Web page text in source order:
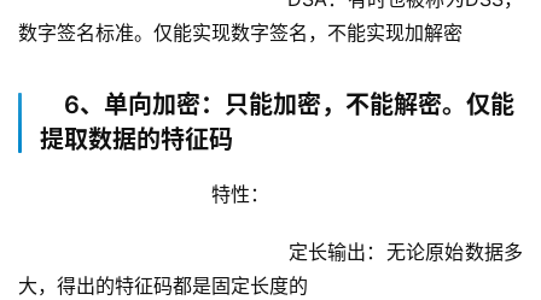
数字签名标准。仅能实现数字签名，不能实现加解密
6、单向加密：只能加密，不能解密。仅能
提取数据的特征码
			        特性：
大，得出的特征码都是固定长度的